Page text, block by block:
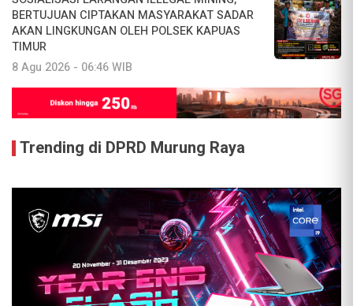
BERTUJUAN CIPTAKAN MASYARAKAT SADAR
AKAN LINGKUNGAN OLEH POLSEK KAPUAS
TIMUR
8 Agu 2026 - 06:46 WIB
Trending di DPRD Murung Raya